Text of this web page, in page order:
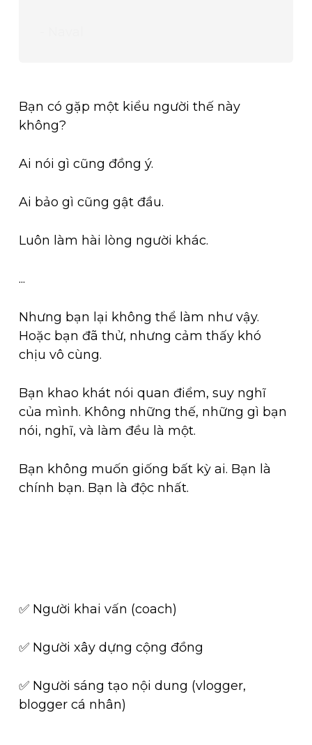
Bạn có gặp một kiểu người thế này
không?
Ai nói gì cũng đồng ý.
Ai bảo gì cũng gật đầu.
Luôn làm hài lòng người khác.
...
Nhưng bạn lại không thể làm như vậy.
Hoặc bạn đã thử, nhưng cảm thấy khó
chịu vô cùng.
Bạn khao khát nói quan điểm, suy nghĩ
của mình. Không những thế, những gì bạn
nói, nghĩ, và làm đều là một.
Bạn không muốn giống bất kỳ ai. Bạn là
chính bạn. Bạn là độc nhất.
✅️ Người khai vấn (coach)
✅️ Người xây dựng cộng đồng
✅️ Người sáng tạo nội dung (vlogger,
blogger cá nhân)